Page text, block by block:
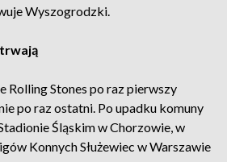
Wyszogrodzki.
trwają
Rolling Stones po raz pierwszy
po raz ostatni. Po upadku komuny
Śląskim w Chorzowie, w
Konnych Służewiec w Warszawie